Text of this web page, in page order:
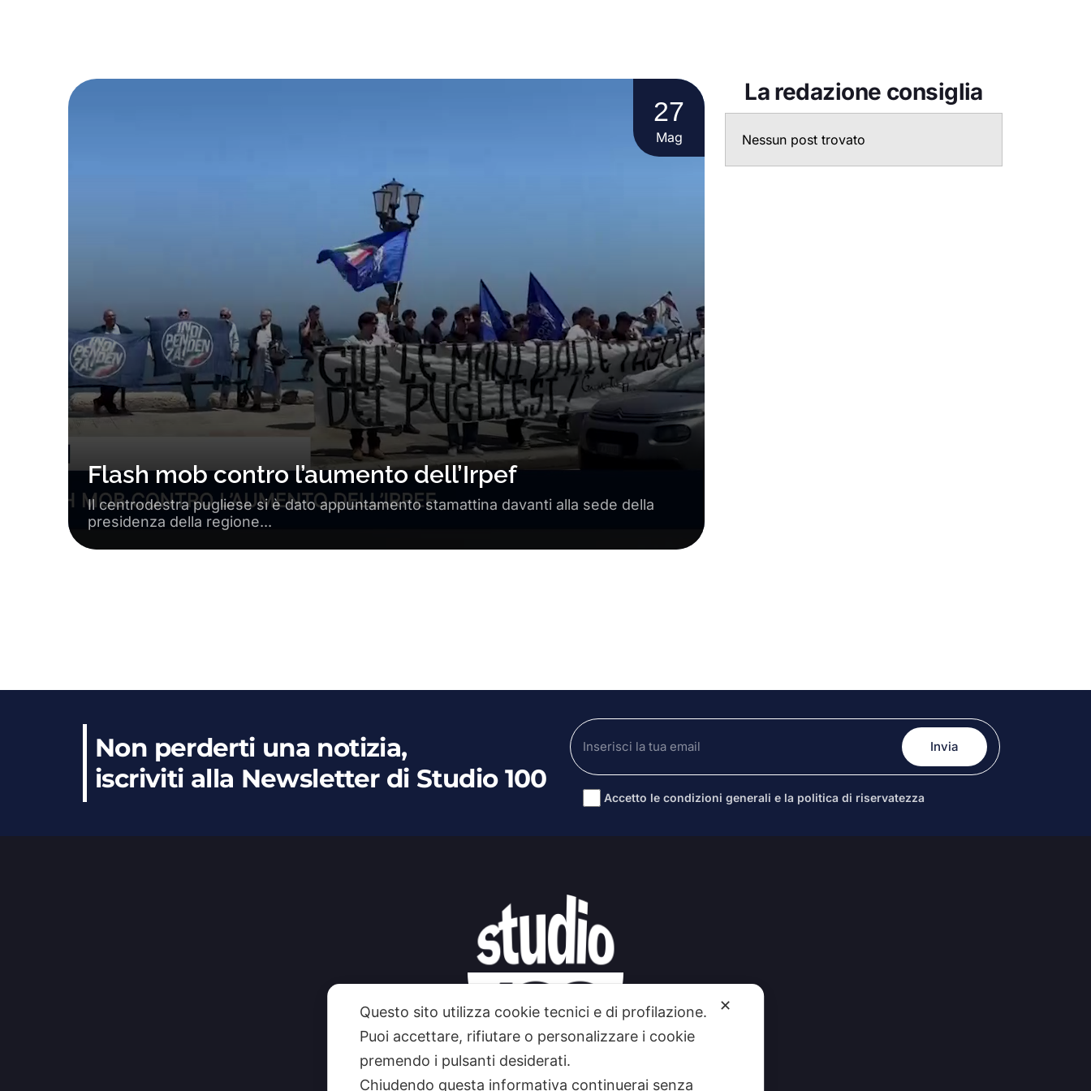
27
Mag
Flash mob contro l’aumento dell’Irpef
Il centrodestra pugliese si è dato appuntamento stamattina davanti alla sede della
presidenza della regione...
La redazione consiglia
Nessun post trovato
Non perderti una notizia,
iscriviti alla Newsletter di Studio 100
Accetto le condizioni generali e la politica di riservatezza
✕
Questo sito utilizza cookie tecnici e di profilazione.
Puoi accettare, rifiutare o personalizzare i cookie
premendo i pulsanti desiderati.
Chiudendo questa informativa continuerai senza